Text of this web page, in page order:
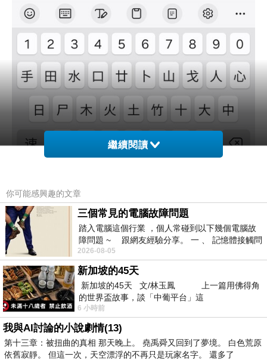
上一篇：嘔吐物
下一篇：新型LINE詐騙手法橫行！「1步驟」帳號立刻被盜 下秒親友全遭殃
繼續閱讀
你可能感興趣的文章
三個常見的電腦故障問題
踏入電腦這個行業 ，個人常碰到以下幾個電腦故
障問題 ~ 跟網友經驗分享。 一 、 記憶體接觸問
題 : 記憶體即
2026-08-05
新加坡的45天
新加坡的45天 文/林玉鳳 上一篇用佛得角
的世界盃故事，談「中葡平台」這
6 小時前
我與AI討論的小說劇情(13)
第十三章：被扭曲的真相 那天晚上。 堯禹舜又回到了夢境。 白色荒原
依舊寂靜。 但這一次，天空漂浮的不再只是玩家名字。 還多了